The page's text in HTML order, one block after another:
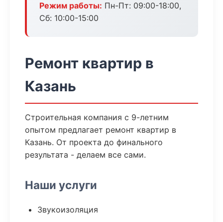
Режим работы: Пн-Пт: 09:00-18:00,
Сб: 10:00-15:00
Ремонт квартир в
Казань
Строительная компания с 9-летним
опытом предлагает ремонт квартир в
Казань. От проекта до финального
результата - делаем все сами.
Наши услуги
Звукоизоляция